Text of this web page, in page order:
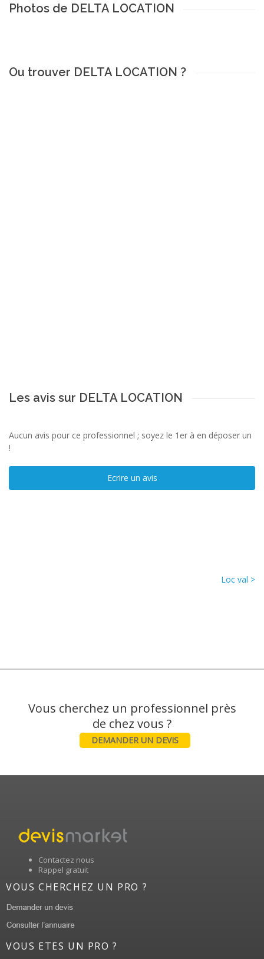
Photos de DELTA LOCATION
Ou trouver DELTA LOCATION ?
Les avis sur DELTA LOCATION
Aucun avis pour ce professionnel ; soyez le 1er à en déposer un
!
Ecrire un avis
Loc val >
Vous cherchez un professionnel près
DEMANDER UN DEVIS
Contactez nous
Rappel gratuit
VOUS CHERCHEZ UN PRO ?
VOUS ETES UN PRO ?